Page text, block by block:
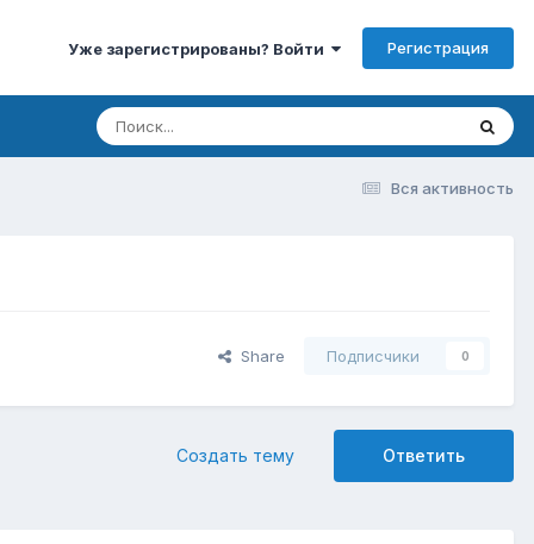
Уже зарегистрированы? Войти Регистрация
Вся активность
Share Подписчики 0
Ответить
Создать тему